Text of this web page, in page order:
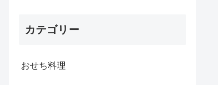
カテゴリー
おせち料理